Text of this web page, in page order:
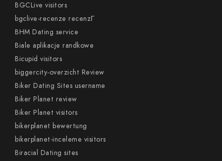
BGCLive visitors
bgclive-recenze recenzГ­
BHM Dating service
Biale aplikacje randkowe
Bicupid visitors
biggercity-overzicht Review
Biker Dating Sites username
Biker Planet review
Biker Planet visitors
bikerplanet bewertung
bikerplanet-inceleme visitors
Biracial Dating sites